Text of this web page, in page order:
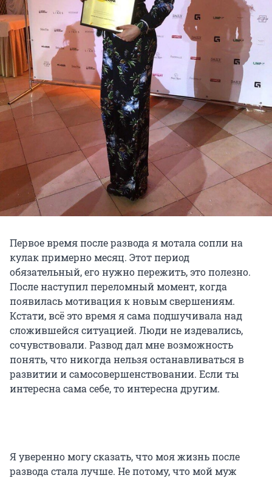
Первое время после развода я мотала сопли на
кулак примерно месяц. Этот период
обязательный, его нужно пережить, это полезно.
После наступил переломный момент, когда
появилась мотивация к новым свершениям.
Кстати, всё это время я сама подшучивала над
сложившейся ситуацией. Люди не издевались,
сочувствовали. Развод дал мне возможность
понять, что никогда нельзя останавливаться в
развитии и самосовершенствовании. Если ты
интересна сама себе, то интересна другим.
Я уверенно могу сказать, что моя жизнь после
развода стала лучше. Не потому, что мой муж